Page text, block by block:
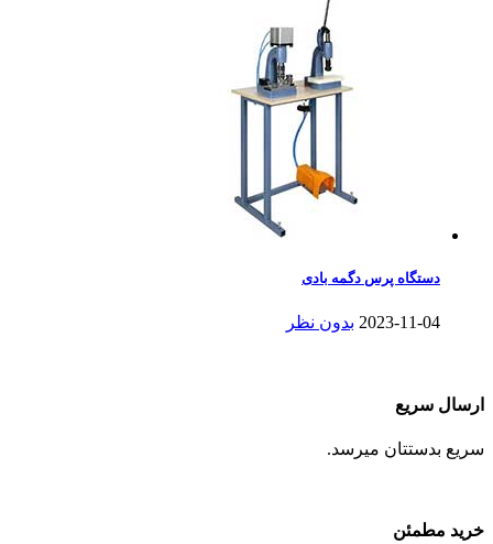
دستگاه پرس دگمه بادی
2023-11-04 بدون نظر
ارسال سریع
سریع بدستتان میرسد.
خرید مطمئن